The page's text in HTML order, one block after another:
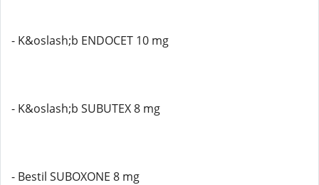
- K&oslash;b ENDOCET 10 mg
- K&oslash;b SUBUTEX 8 mg
- Bestil SUBOXONE 8 mg